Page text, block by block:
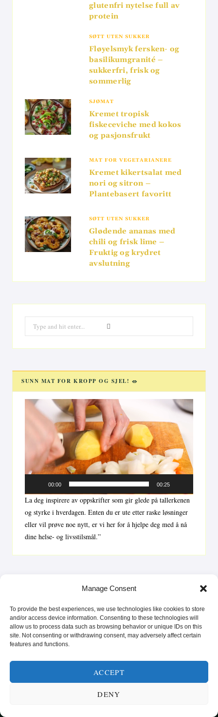
Manage Consent
To provide the best experiences, we use technologies like cookies to store
and/or access device information. Consenting to these technologies will
allow us to process data such as browsing behavior or unique IDs on this
site. Not consenting or withdrawing consent, may adversely affect certain
features and functions.
ACCEPT
DENY
glutenfri nytelse full av
protein
SØTT UTEN SUKKER
Fløyelsmyk fersken- og
basilikumgranité –
sukkerfri, frisk og
sommerlig
SJØMAT
Kremet tropisk
fiskeceviche med kokos
og pasjonsfrukt
MAT FOR VEGETARIANERE
Kremet kikertsalat med
nori og sitron –
Plantebasert favoritt
SØTT UTEN SUKKER
Glødende ananas med
chili og frisk lime –
Fruktig og krydret
avslutning
for:
SUNN MAT FOR KROPP OG SJEL! 🥗
Videoavspiller
00:00 00:25
La deg inspirere av oppskrifter som gir glede på tallerkenen
og styrke i hverdagen. Enten du er ute etter raske løsninger
eller vil prøve noe nytt, er vi her for å hjelpe deg med å nå
dine helse- og livsstilsmål.”
SUNN MAT FRA HELE VERDEN
POPULÆRE OPPSKRIFTER